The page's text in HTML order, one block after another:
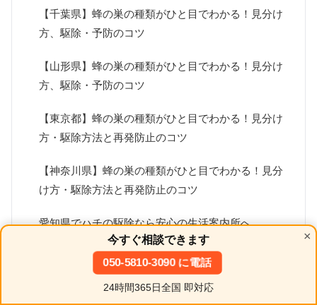
×
今すぐ相談できます
050-5810-3090 に電話
24時間365日全国 即対応
【千葉県】蜂の巣の種類がひと目でわかる！見分け
方、駆除・予防のコツ
【山形県】蜂の巣の種類がひと目でわかる！見分け
方、駆除・予防のコツ
【東京都】蜂の巣の種類がひと目でわかる！見分け
方・駆除方法と再発防止のコツ
【神奈川県】蜂の巣の種類がひと目でわかる！見分
け方・駆除方法と再発防止のコツ
愛知県でハチの駆除なら安心の生活案内所へ
名古屋市昭和区の蜂の駆除・予防・対応・費用を
現場25年の視点で徹底解説｜リアル事例から学ぶ
見分け方と初動